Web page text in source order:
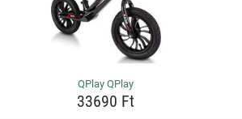
QPlay QPlay
33690 Ft